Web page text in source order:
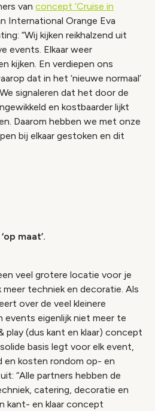
van concept ‘Cruise in
International Orange Eva
“Wij kijken reikhalzend uit
events. Elkaar weer
kijken. En verdiepen ons
dat in het ‘nieuwe normaal’
signaleren dat het door de
en kostbaarder lijkt
Daarom hebben we met onze
bij elkaar gestoken en dit
maat’.
veel grotere locatie voor je
techniek en decoratie. Als
over de veel kleinere
events eigenlijk niet meer te
play (dus kant en klaar) concept
basis legt voor elk event,
en kosten rondom op- en
“Alle partners hebben de
catering, decoratie en
kant- en klaar concept